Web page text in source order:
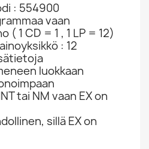
: 554900
vaan
1 CD = 1 , 1 LP = 12)
: 12
luokkaan
tai NM vaan EX on
sillä EX on